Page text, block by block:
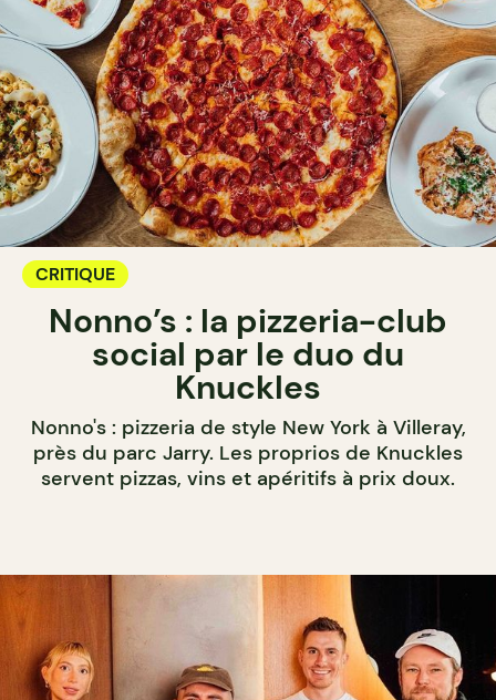
CRITIQUE
Nonno’s : la pizzeria-club
social par le duo du
Knuckles
Nonno's : pizzeria de style New York à Villeray,
près du parc Jarry. Les proprios de Knuckles
servent pizzas, vins et apéritifs à prix doux.